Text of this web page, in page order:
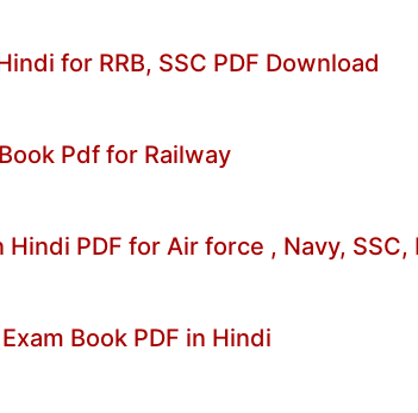
for RRB, SSC PDF Download
Pdf for Railway
PDF for Air force , Navy, SSC,
Book PDF in Hindi